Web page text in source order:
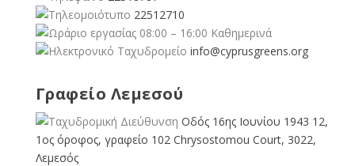
22512710
08:00 – 16:00 Καθημερινά
info@cyprusgreens.org
Γραφείο Λεμεσού
Οδός 16ης Ιουνίου 1943 12,
1ος όροφος, γραφείο 102 Chrysostomou Court, 3022,
Λεμεσός